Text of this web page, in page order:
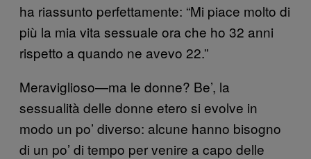
ha riassunto perfettamente: “Mi piace molto di
più la mia vita sessuale ora che ho 32 anni
rispetto a quando ne avevo 22.”
Meraviglioso—ma le donne? Be’, la
sessualità delle donne etero si evolve in
modo un po’ diverso: alcune hanno bisogno
di un po’ di tempo per venire a capo delle